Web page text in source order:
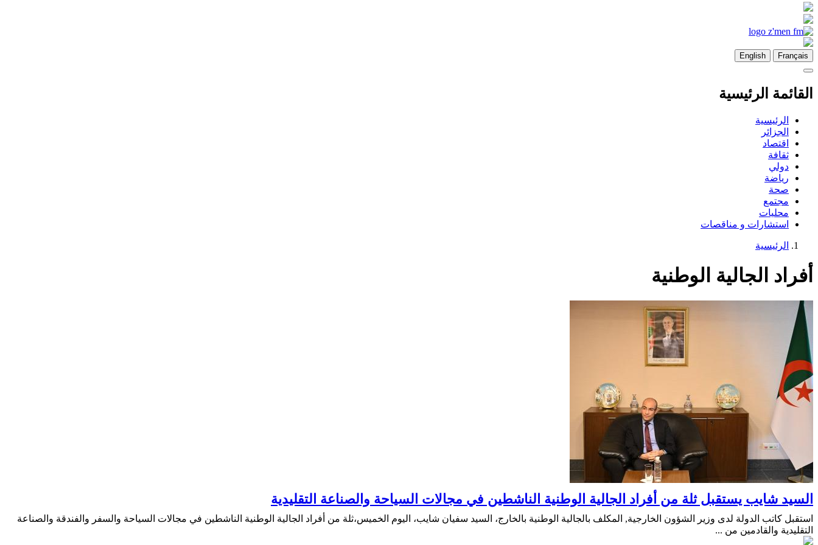
Français
English
القائمة الرئيسية
الرئيسية
الجزائر
اقتصاد
ثقافة
دولي
رياضة
صحة
مجتمع
محليات
استشارات و مناقصات
الرئيسية
أفراد الجالية الوطنية
السيد شايب يستقبل ثلة من أفراد الجالية الوطنية الناشطين في مجالات السياحة والصناعة التقليدية
استقبل كاتب الدولة لدى وزير الشؤون الخارجية, المكلف بالجالية الوطنية بالخارج، السيد سفيان شايب، اليوم الخميس،ثلة من أفراد الجالية الوطنية الناشطين في مجالات السياحة والسفر والفندقة والصناعة
التقليدية والقادمين من ...